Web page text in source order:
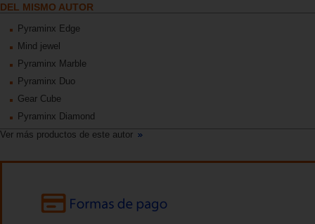
DEL MISMO AUTOR
Pyraminx Edge
Mind jewel
Pyraminx Marble
Pyraminx Duo
Gear Cube
Pyraminx Diamond
Ver más productos de este autor